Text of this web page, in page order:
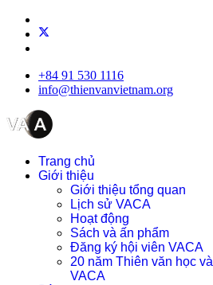
+84 91 530 1116
info@thienvanvietnam.org
Trang chủ
Giới thiệu
Giới thiệu tổng quan
Lịch sử VACA
Hoạt động
Sách và ấn phẩm
Đăng ký hội viên VACA
20 năm Thiên văn học và
VACA